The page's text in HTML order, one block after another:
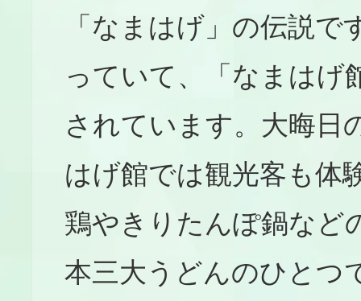
「なまはげ」の伝説
っていて、「なまはげ
されています。大晦日
はげ館では観光客も体
鶏やきりたんぽ鍋など
本三大うどんのひとつ